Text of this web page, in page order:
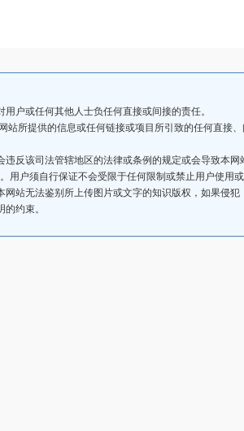
户或任何其他人士负任何直接或间接的责任。
所提供的信息或任何链接或项目所引致的任何直接
反该司法管辖地区的法律或条例的规定或会导致本
户须自行保证不会受限于任何限制或禁止用户使用
站无法鉴别所上传图片或文字的知识版权，如果侵犯
约束。